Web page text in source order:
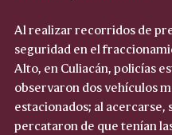
Al realizar recorridos de
seguridad en el
Alto, en Culiacán, policías
observaron dos vehículos
estacionados; al acercarse,
percataron de que tenían